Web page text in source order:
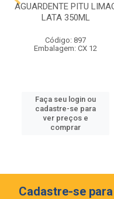
AGUARDENTE PITU
LATA 350ML
Código: 897
Embalagem: CX 12
Faça seu login ou
cadastre-se para
ver preços e
comprar
Cadastre-se